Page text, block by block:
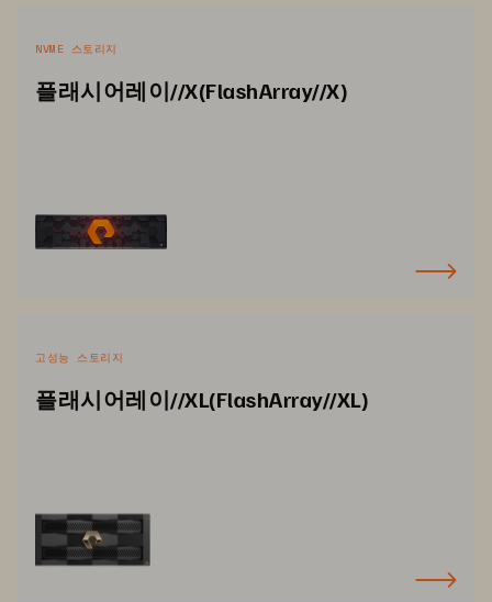
NVME 스토리지
플래시어레이//X(FlashArray//X)
고성능 스토리지
플래시어레이//XL(FlashArray//XL)